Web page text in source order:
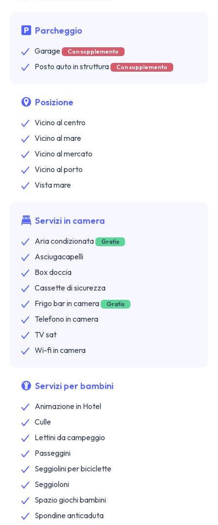
Parcheggio
Garage Con supplemento
Posto auto in struttura Con supplemento
Posizione
Vicino al centro
Vicino al mare
Vicino al mercato
Vicino al porto
Vista mare
Servizi in camera
Aria condizionata Gratis
Asciugacapelli
Box doccia
Cassette di sicurezza
Frigo bar in camera
Gratis
Telefono in camera
TV sat
Wi-fi in camera
Servizi per bambini
Animazione in Hotel
Culle
Lettini da campeggio
Passeggini
Seggiolini per biciclette
Seggioloni
Spazio giochi bambini
Spondine anticaduta